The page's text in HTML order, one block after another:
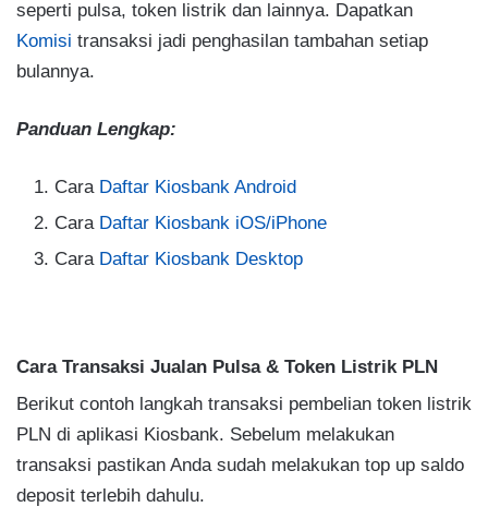
seperti pulsa, token listrik dan lainnya. Dapatkan
Komisi transaksi jadi penghasilan tambahan setiap
bulannya.
Panduan Lengkap:
Cara Daftar Kiosbank Android
Cara Daftar Kiosbank iOS/iPhone
Cara Daftar Kiosbank Desktop
Cara Transaksi Jualan Pulsa & Token Listrik PLN
Berikut contoh langkah transaksi pembelian token listrik
PLN di aplikasi Kiosbank. Sebelum melakukan
transaksi pastikan Anda sudah melakukan top up saldo
deposit terlebih dahulu.